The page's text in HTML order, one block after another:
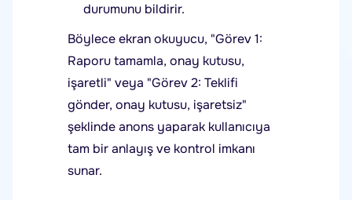
durumunu bildirir.
Böylece ekran okuyucu, "Görev 1:
Raporu tamamla, onay kutusu,
işaretli" veya "Görev 2: Teklifi
gönder, onay kutusu, işaretsiz"
şeklinde anons yaparak kullanıcıya
tam bir anlayış ve kontrol imkanı
sunar.